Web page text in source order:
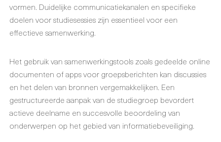
vormen. Duidelijke communicatiekanalen en specifieke
doelen voor studiesessies zijn essentieel voor een
effectieve samenwerking.
Het gebruik van samenwerkingstools zoals gedeelde online
documenten of apps voor groepsberichten kan discussies
en het delen van bronnen vergemakkelijken. Een
gestructureerde aanpak van de studiegroep bevordert
actieve deelname en succesvolle beoordeling van
onderwerpen op het gebied van informatiebeveiliging.